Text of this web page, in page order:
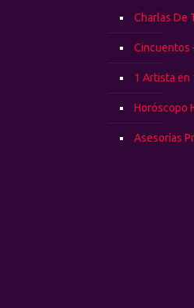
Charlas De
Cincuentos
1 Artista en
Horóscopo
Asesorías